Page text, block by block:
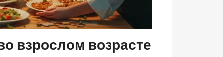
взрослом возрасте